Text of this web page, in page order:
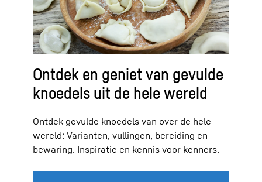
Ontdek en geniet van gevulde
knoedels uit de hele wereld
Ontdek gevulde knoedels van over de hele
wereld: Varianten, vullingen, bereiding en
bewaring. Inspiratie en kennis voor kenners.